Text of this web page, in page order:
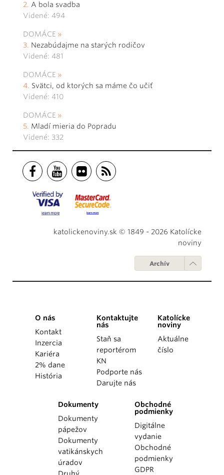
A bola svadba
Videné: 494
DOMÁCE
Nezabúdajme na starých rodičov
Videné: 481
DOMÁCE
Svätci, od ktorých sa máme čo učiť
Videné: 410
DOMÁCE
Mladí mieria do Popradu
Videné: 332
katolickenoviny.sk © 1849 - 2026 Katolícke
noviny
Archív
O nás
Kontakt
Inzercia
Kariéra
2% dane
História
Kontaktujte
nás
Staň sa
reportérom
KN
Podporte nás
Darujte nás
Katolícke
noviny
Aktuálne
číslo
Dokumenty
Dokumenty
pápežov
Dokumenty
vatikánskych
úradov
Obchodné
podmienky
Digitálne
vydanie
Obchodné
podmienky
GDPR